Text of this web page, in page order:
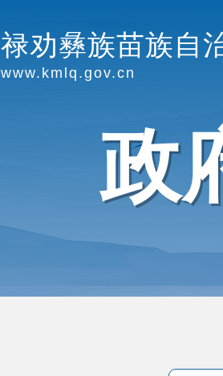
禄劝彝族苗族自
www.kmlq.gov.cn
政